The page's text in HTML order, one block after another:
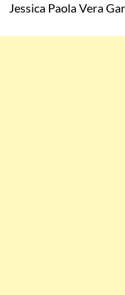
Jessica Paola Vera